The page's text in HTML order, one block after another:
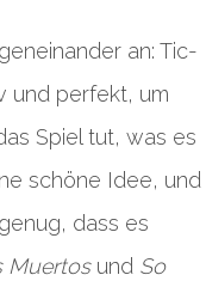
an: Tic-
und perfekt, um
Spiel tut, was es
schöne Idee, und
dass es
Muertosund So